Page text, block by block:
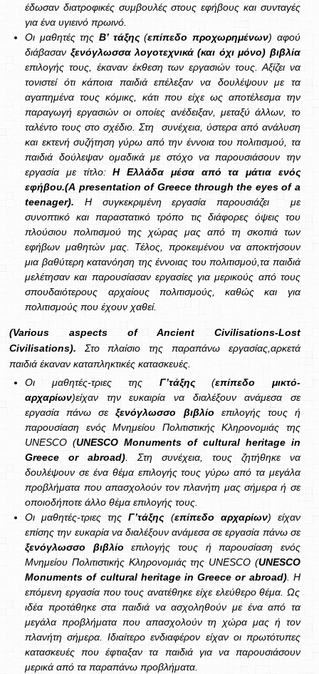
έδωσαν διατροφικές συμβουλές στους εφήβους και συνταγές
για ένα υγιεινό πρωινό.
Οι μαθητές τηςΒ’ τάξης(επίπεδο προχωρημένων) αφού
διάβασαν ξενόγλωσσα λογοτεχνικά (και όχι μόνο) βιβλία
επιλογής τους, έκαναν έκθεση των εργασιών τους. Αξίζει να
τονιστεί ότι κάποια παιδιά επέλεξαν να δουλέψουν με τα
αγαπημένα τους κόμικς, κάτι που είχε ως αποτέλεσμα την
παραγωγή εργασιών οι οποίες ανέδειξαν, μεταξύ άλλων, το
ταλέντο τους στο σχέδιο. Στη συνέχεια, ύστερα από ανάλυση
και εκτενή συζήτηση γύρω από την έννοια του πολιτισμού, τα
παιδιά δούλεψαν ομαδικά με στόχο να παρουσιάσουν την
εργασία με τίτλο:Η Ελλάδα μέσα από τα μάτια ενός
εφήβου.(A presentation of Greece through the eyes of a
teenager). Η συγκεκριμένη εργασία παρουσιάζει με
συνοπτικό και παραστατικό τρόπο τις διάφορες όψεις του
πλούσιου πολιτισμού της χώρας μας από τη σκοπιά των
εφήβων μαθητών μας. Τέλος, προκειμένου να αποκτήσουν
μια βαθύτερη κατανόηση της έννοιας του πολιτισμού,τα παιδιά
μελέτησαν και παρουσίασαν εργασίες για μερικούς από τους
σπουδαιότερους αρχαίους πολιτισμούς, καθώς και για
πολιτισμούς που έχουν χαθεί.
(Various aspects of Ancient Civilisations-Lost
Civilisations). Στο πλαίσιο της παραπάνω εργασίας,αρκετά
παιδιάέκαναν καταπληκτικές κατασκευές.
Οι μαθητές-τριες της Γ’τάξης(επίπεδο μικτό-
αρχαρίων)είχαν την ευκαιρία να διαλέξουν ανάμεσα σε
εργασία πάνω σεξενόγλωσσο βιβλίο επιλογής τους ή
παρουσίαση ενός Μνημείου Πολιτιστικής Κληρονομιάς της
UNESCO (UNESCO Monuments of cultural heritage in
Greece
or abroad). Στη συνέχεια, τους ζητήθηκε να
δουλέψουν σε ένα θέμα επιλογής τους γύρω από τα μεγάλα
προβλήματα που απασχολούν τον πλανήτη μας σήμερα ή σε
οποιοδήποτε άλλο θέμα επιλογής τους.
Οι μαθητές-τριες τηςΓ’τάξης (επίπεδο αρχαρίων) είχαν
επίσης την ευκαρία να διαλέξουν ανάμεσα σε εργασία πάνω σε
ξενόγλωσσο βιβλίο επιλογής τους ή παρουσίαση ενός
Μνημείου Πολιτιστικής Κληρονομιάς της UNESCO (UNESCO
Monuments of cultural heritage in Greece or abroad). H
επόμενη εργασία που τους ανατέθηκε είχε ελεύθερο θέμα. Ως
ιδέα προτάθηκε στα παιδιά να ασχοληθούν με ένα από τα
μεγάλα προβλήματα που απασχολούν τη χώρα μας ή τον
πλανήτη σήμερα. Ιδιαίτερο ενδιαφέρον είχαν οι πρωτότυπες
κατασκευές που έφτιαξαν τα παιδιά για να παρουσιάσουν
μερικά από τα παραπάνω προβλήματα.